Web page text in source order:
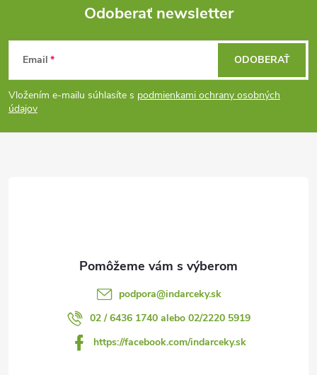
Z
á
p
Odoberať newsletter
Email
Vložením e-mailu súhlasíte s podmienkami ochrany osobných
údajov
ODOBERAŤ
podpora@indarceky.sk
02 / 6436 1740 alebo 02/2220 5919
https://facebook.com/indarceky.sk